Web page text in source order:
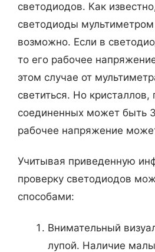
светодиодов. Как
светодиоды мультиметром
возможно. Если в
то его рабочее
этом случае от
светиться. Но кристаллов,
соединенных может быть
рабочее напряжение
Учитывая приведенную
проверку светодиодов
способами:
Внимательный
лупой. Наличие